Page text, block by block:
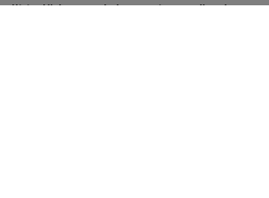
ja vaurioittaa yhteyttä tai